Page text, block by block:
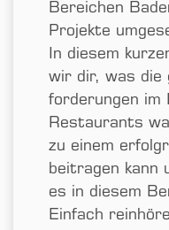
Bereichen
Projekte
In diesem
wir dir, was
forderungen im
Restaurants
zu einem
beitragen kann
es in diesem
Einfach